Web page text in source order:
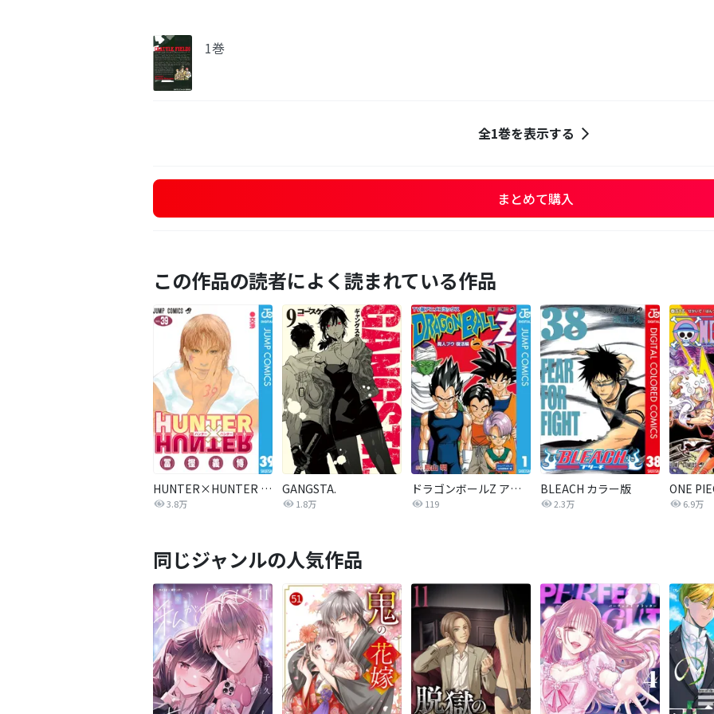
1巻
全1巻を表示する
まとめて購入
この作品の読者によく読まれている作品
HUNTER×HUNTER モノクロ版
3.8万
GANGSTA.
1.8万
ドラゴンボールZ アニメコミックス 魔人ブウ復活編
119
BLEACH カラー版
2.3万
ONE
6.9万
同じジャンルの人気作品